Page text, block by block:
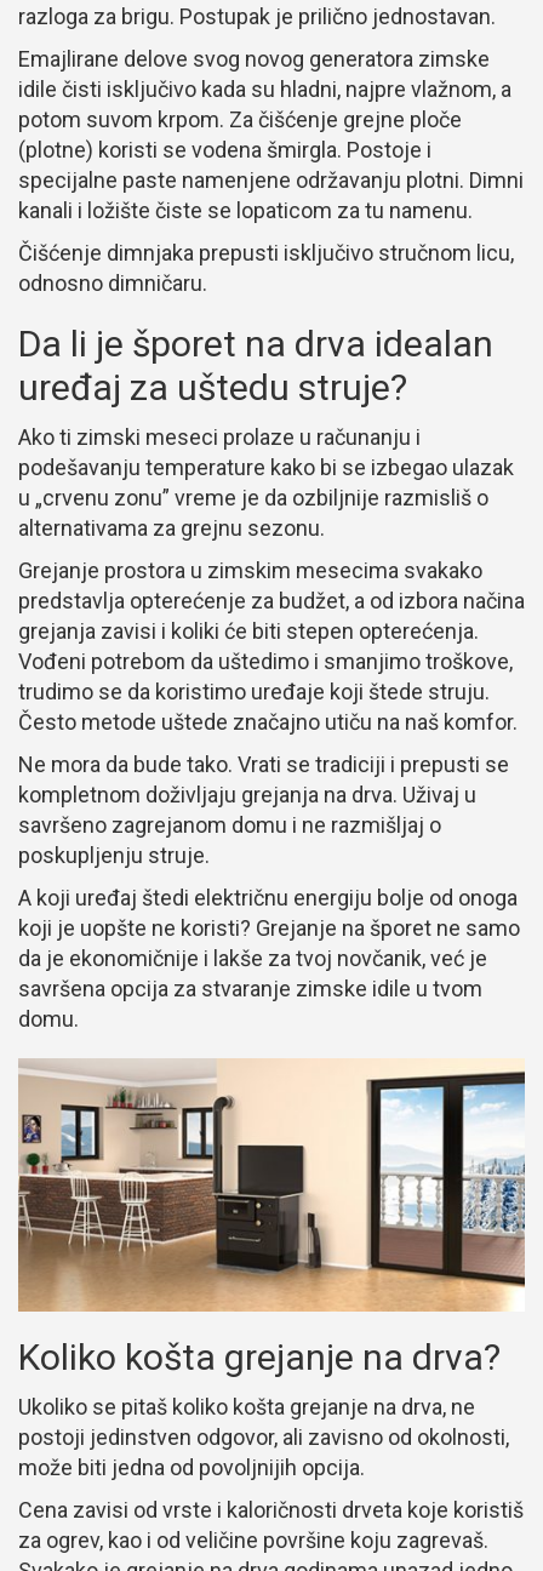
razloga za brigu. Postupak je prilično jednostavan.
Emajlirane delove svog novog generatora zimske
idile čisti isključivo kada su hladni, najpre vlažnom, a
potom suvom krpom. Za čišćenje grejne ploče
(plotne) koristi se vodena šmirgla. Postoje i
specijalne paste namenjene održavanju plotni. Dimni
kanali i ložište čiste se lopaticom za tu namenu.
Čišćenje dimnjaka prepusti isključivo stručnom licu,
odnosno dimničaru.
Da li je šporet na drva idealan
uređaj za uštedu struje?
Ako ti zimski meseci prolaze u računanju i
podešavanju temperature kako bi se izbegao ulazak
u „crvenu zonu” vreme je da ozbiljnije razmisliš o
alternativama za grejnu sezonu.
Grejanje prostora u zimskim mesecima svakako
predstavlja opterećenje za budžet, a od izbora načina
grejanja zavisi i koliki će biti stepen opterećenja.
Vođeni potrebom da uštedimo i smanjimo troškove,
trudimo se da koristimo uređaje koji štede struju.
Često metode uštede značajno utiču na naš komfor.
Ne mora da bude tako. Vrati se tradiciji i prepusti se
kompletnom doživljaju grejanja na drva. Uživaj u
savršeno zagrejanom domu i ne razmišljaj o
poskupljenju struje.
A koji uređaj štedi električnu energiju bolje od onoga
koji je uopšte ne koristi? Grejanje na šporet ne samo
da je ekonomičnije i lakše za tvoj novčanik, već je
savršena opcija za stvaranje zimske idile u tvom
domu.
Koliko košta grejanje na drva?
Ukoliko se pitaš koliko košta grejanje na drva, ne
postoji jedinstven odgovor, ali zavisno od okolnosti,
može biti jedna od povoljnijih opcija.
Cena zavisi od vrste i kaloričnosti drveta koje koristiš
za ogrev, kao i od veličine površine koju zagrevaš.